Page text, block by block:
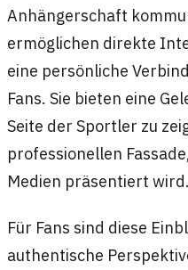
Anhängerschaft
ermöglichen direkte
eine persönliche
Fans. Sie bieten eine
Seite der Sportler zu
professionellen
Medien präsentiert wird.
Für Fans sind diese
authentische